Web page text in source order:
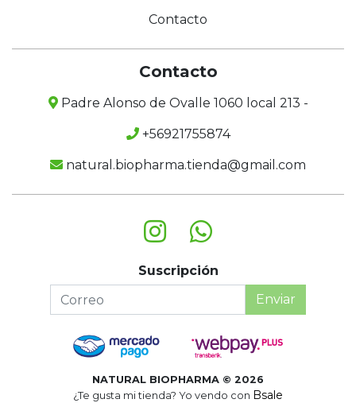
Contacto
Contacto
Padre Alonso de Ovalle 1060 local 213 -
+56921755874
natural.biopharma.tienda@gmail.com
Suscripción
Enviar
NATURAL BIOPHARMA © 2026
¿Te gusta mi tienda? Yo vendo con Bsale